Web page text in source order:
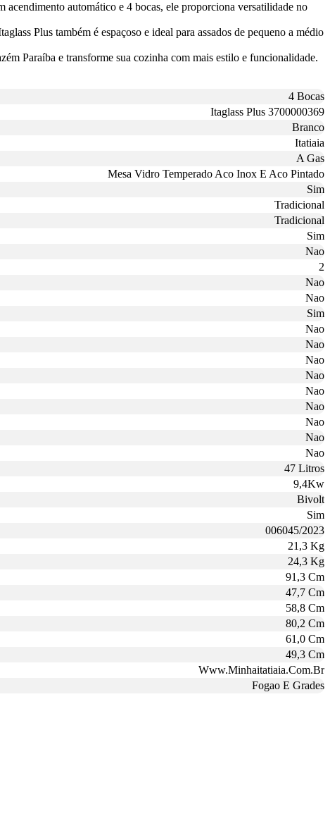
automático e 4 bocas, ele proporciona versatilidade no
Plus também é espaçoso e ideal para assados de pequeno a médio
Paraíba e transforme sua cozinha com mais estilo e funcionalidade.
4 Bocas
Itaglass Plus 3700000369
Branco
Itatiaia
A Gas
Mesa Vidro Temperado Aco Inox E Aco Pintado
Sim
Tradicional
Tradicional
Sim
Nao
2
Nao
Nao
Sim
Nao
Nao
Nao
Nao
Nao
Nao
Nao
Nao
Nao
47 Litros
9,4Kw
Bivolt
Sim
006045/2023
21,3 Kg
24,3 Kg
91,3 Cm
47,7 Cm
58,8 Cm
80,2 Cm
61,0 Cm
49,3 Cm
Www.Minhaitatiaia.Com.Br
Fogao E Grades